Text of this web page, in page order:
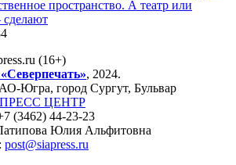
пространство. А театр или
(16+)
, 2024.
Югра, город Сургут, Бульвар
ЦЕНТР
(3462) 44-23-23
Юлия Альфитовна
post@siapress.ru